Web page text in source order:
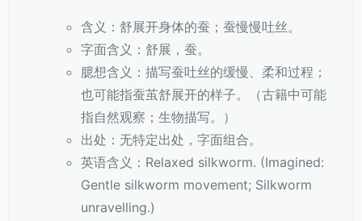
含义：舒展开身体的蚕；蚕慢慢吐丝。
字面含义：舒展，蚕。
臆想含义：描写蚕吐丝的缓慢、柔和过程；
也可能指蚕茧舒展开的样子。（古籍中可能
指自然观察；生物描写。）
出处：无特定出处，字面组合。
英语含义：Relaxed silkworm. (Imagined:
Gentle silkworm movement; Silkworm
unravelling.)